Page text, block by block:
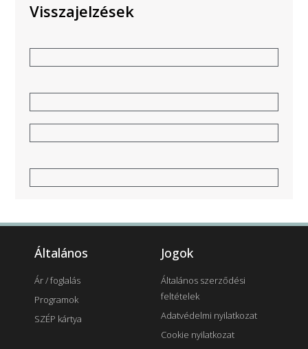
Visszajelzések
Általános
Ár / foglalás
Programok
SZÉP kártya
Jogok
Általános szerződési
feltételek
Adatvédelmi nyilatkozat
Cookie nyilatkozat